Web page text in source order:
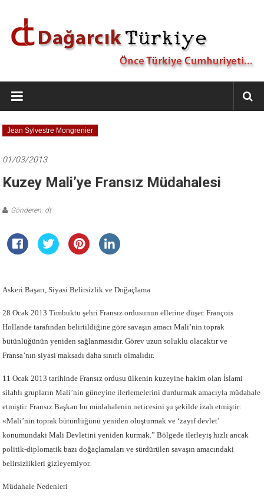
Dağarcık
Türkiye
Önce
Türkiye
Jean Sylvestre Mongrenier
01/03/2013
Kuzey Mali’ye Fransız Müdahalesi
Gönderen: dt
Askeri Başarı, Siyasi Belirsizlik ve Doğaçlama
28 Ocak 2013 Timbuktu şehri Fransız ordusunun ellerine düşer. François
Hollande tarafından belirtildiğine göre savaşın amacı Mali’nin toprak
bütünlüğünün yeniden sağlanmasıdır. Görev uzun soluklu olacaktır ve
Fransa’nın siyasi maksadı daha sınırlı olmalıdır.
11 Ocak 2013 tarihinde Fransız ordusu ülkenin kuzeyine hakim olan İslami
silahlı grupların Mali’nin güneyine ilerlemelerini durdurmak amacıyla müdahale
etmiştir. Fransız Başkan bu müdahalenin neticesini şu şekilde izah etmiştir:
«Mali’nin toprak bütünlüğünü yeniden oluşturmak ve ‘zayıf devlet’
konumundaki Mali Devletini yeniden kurmak.” Bölgede ilerleyiş hızlı ancak
politik-diplomatik bazı doğaçlamaları ve sürdürülen savaşın amacındaki
belirsizlikleri gizleyemiyor.
Müdahale Nedenleri